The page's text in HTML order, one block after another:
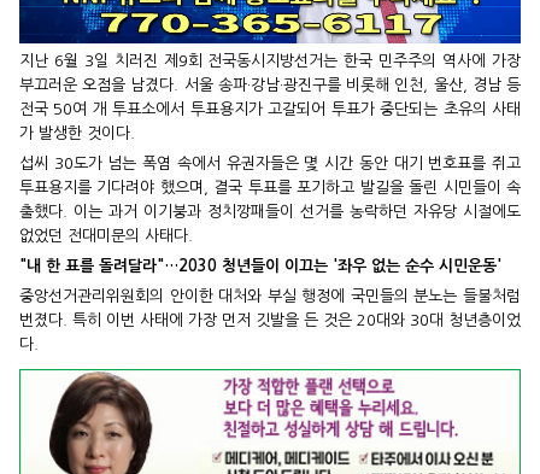
지난 6월 3일 치러진 제9회 전국동시지방선거는 한국 민주주의 역사에 가장
부끄러운 오점을 남겼다. 서울 송파·강남·광진구를 비롯해 인천, 울산, 경남 등
전국 50여 개 투표소에서 투표용지가 고갈되어 투표가 중단되는 초유의 사태
가 발생한 것이다.
섭씨 30도가 넘는 폭염 속에서 유권자들은 몇 시간 동안 대기 번호표를 쥐고
투표용지를 기다려야 했으며, 결국 투표를 포기하고 발길을 돌린 시민들이 속
출했다. 이는 과거 이기붕과 정치깡패들이 선거를 농락하던 자유당 시절에도
없었던 전대미문의 사태다.
"내 한 표를 돌려달라"…2030 청년들이 이끄는 '좌우 없는 순수 시민운동'
중앙선거관리위원회의 안이한 대처와 부실 행정에 국민들의 분노는 들불처럼
번졌다. 특히 이번 사태에 가장 먼저 깃발을 든 것은 20대와 30대 청년층이었
다.